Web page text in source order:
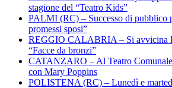
stagione del “Teatro Kids”
PALMI (RC) – Successo di pubblico
promessi sposi”
REGGIO CALABRIA – Si avvicina
“Facce da bronzi”
CATANZARO – Al Teatro
con Mary Poppins
POLISTENA (RC) – Lunedì e